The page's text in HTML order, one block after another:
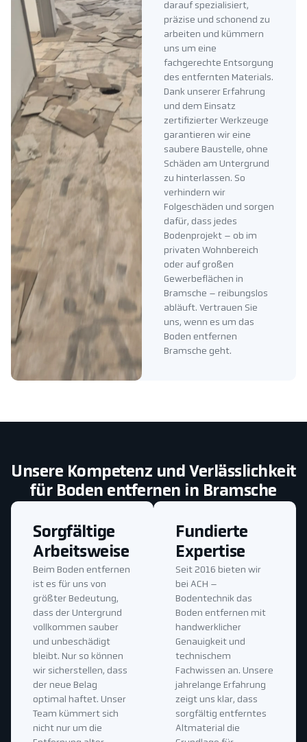
darauf spezialisiert,
präzise und schonend zu
arbeiten und kümmern
uns um eine
fachgerechte Entsorgung
des entfernten Materials.
Dank unserer Erfahrung
und dem Einsatz
zertifizierter Werkzeuge
garantieren wir eine
saubere Baustelle, ohne
Schäden am Untergrund
zu hinterlassen. So
verhindern wir
Folgeschäden und sorgen
dafür, dass jedes
Bodenprojekt – ob im
privaten Wohnbereich
oder auf großen
Gewerbeflächen in
Bramsche – reibungslos
abläuft. Vertrauen Sie
uns, wenn es um das
Boden entfernen
Bramsche geht.
Unsere Kompetenz und Verlässlichkeit
für Boden entfernen in Bramsche
Fundierte
Expertise
Seit 2016 bieten wir
bei ACH –
Bodentechnik das
Boden entfernen mit
handwerklicher
Genauigkeit und
technischem
Fachwissen an. Unsere
jahrelange Erfahrung
zeigt uns klar, dass
sorgfältig entferntes
Altmaterial die
Sorgfältige
Arbeitsweise
Beim Boden entfernen
ist es für uns von
größter Bedeutung,
dass der Untergrund
vollkommen sauber
und unbeschädigt
bleibt. Nur so können
wir sicherstellen, dass
der neue Belag
optimal haftet. Unser
Team kümmert sich
nicht nur um die